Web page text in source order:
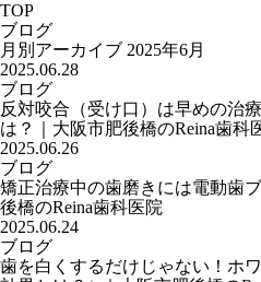
TOP
ブログ
月別アーカイブ 2025年6月
2025.06.28
ブログ
反対咬合（受け口）は早めの治
は？｜大阪市肥後橋のReina歯科
2025.06.26
ブログ
矯正治療中の歯磨きには電動歯
後橋のReina歯科医院
2025.06.24
ブログ
歯を白くするだけじゃない！ホ